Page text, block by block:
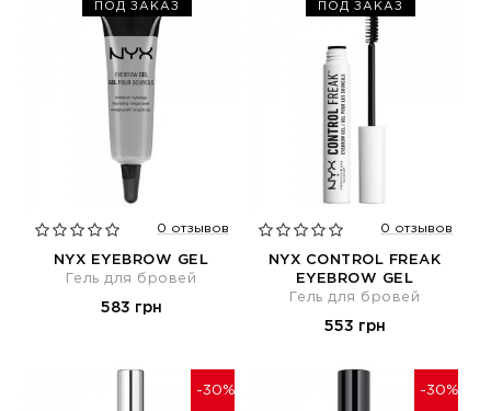
ПОД ЗАКАЗ
0 отзывов
NYX EYEBROW GEL
Гель для бровей
583 грн
ПОД ЗАКАЗ
0 отзывов
NYX CONTROL FREAK
EYEBROW GEL
Гель для бровей
553 грн
-30% -30%